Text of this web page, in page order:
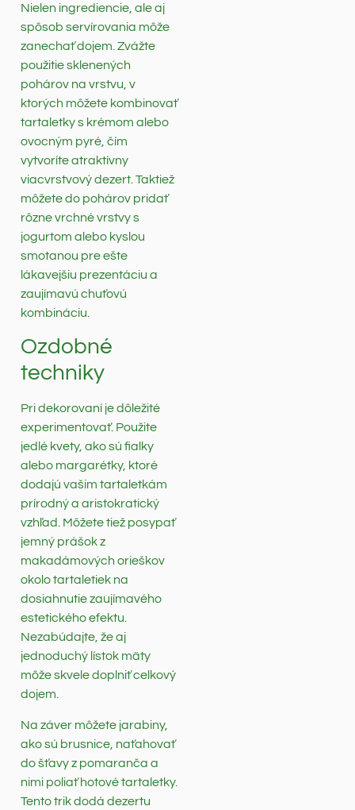
Nielen ingrediencie, ale aj
spôsob servírovania môže
zanechať dojem. Zvážte
použitie sklenených
pohárov na vrstvu, v
ktorých môžete kombinovať
tartaletky s krémom alebo
ovocným pyré, čím
vytvoríte atraktívny
viacvrstvový dezert. Taktiež
môžete do pohárov pridať
rôzne vrchné vrstvy s
jogurtom alebo kyslou
smotanou pre ešte
lákavejšiu prezentáciu a
zaujímavú chuťovú
kombináciu.
Ozdobné
techniky
Pri dekorovaní je dôležité
experimentovať. Použite
jedlé kvety, ako sú fialky
alebo margarétky, ktoré
dodajú vašim tartaletkám
prírodný a aristokratický
vzhľad. Môžete tiež posypať
jemný prášok z
makadámových orieškov
okolo tartaletiek na
dosiahnutie zaujímavého
estetického efektu.
Nezabúdajte, že aj
jednoduchý lístok mäty
môže skvele doplniť celkový
dojem.
Na záver môžete jarabiny,
ako sú brusnice, naťahovať
do šťavy z pomaranča a
nimi poliať hotové tartaletky.
Tento trik dodá dezertu